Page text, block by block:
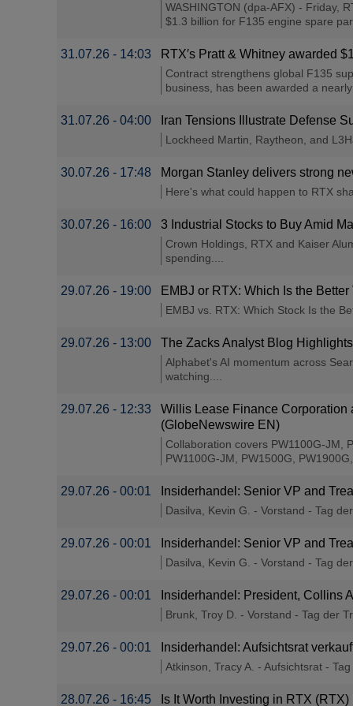
WASHINGTON (dpa-AFX) - Friday,
$1.3 billion for F135 engine spare
31.07.26 - 14:03 RTX′s Pratt & Whitney awarded
Contract strengthens global F135
business, has been awarded a
31.07.26 - 04:00 Iran Tensions Illustrate Defense
Lockheed Martin, Raytheon, and
30.07.26 - 17:48 Morgan Stanley delivers strong
Here's what could happen to RTX
30.07.26 - 16:00 3 Industrial Stocks to Buy Amid
Crown Holdings, RTX and Kaiser
spending....
29.07.26 - 19:00 EMBJ or RTX: Which Is the
EMBJ vs. RTX: Which Stock Is the
29.07.26 - 13:00 The Zacks Analyst Blog
Alphabet's AI momentum across
watching....
29.07.26 - 12:33
Willis Lease Finance Corporation
(GlobeNewswire EN)
Collaboration covers PW1100G-JM,
PW1100G-JM, PW1500G,
29.07.26 - 00:01 Insiderhandel: Senior VP and
Dasilva, Kevin G. - Vorstand - Tag
29.07.26 - 00:01 Insiderhandel: Senior VP and
Dasilva, Kevin G. - Vorstand - Tag
29.07.26 - 00:01 Insiderhandel: President, Collins
Brunk, Troy D. - Vorstand - Tag der
29.07.26 - 00:01 Insiderhandel: Aufsichtsrat
Atkinson, Tracy A. - Aufsichtsrat -
28.07.26 - 16:45 Is It Worth Investing in RTX